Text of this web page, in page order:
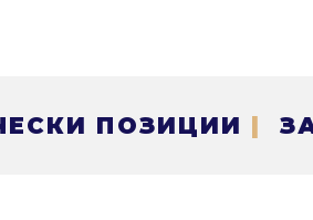
ПОЗИЦИИ |